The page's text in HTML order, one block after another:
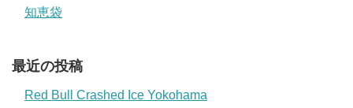
知恵袋
最近の投稿
Red Bull Crashed Ice Yokohama